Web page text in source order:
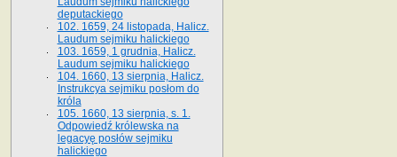
deputackiego
102. 1659, 24 listopada, Halicz.
Laudum sejmiku halickiego
103. 1659, 1 grudnia, Halicz.
Laudum sejmiku halickiego
104. 1660, 13 sierpnia, Halicz.
Instrukcya sejmiku posłom do
króla
105. 1660, 13 sierpnia, s. 1.
Odpowiedź królewska na
legacyę posłów sejmiku
halickiego